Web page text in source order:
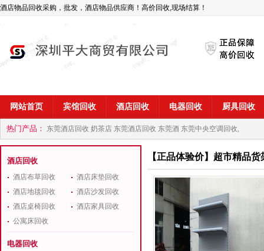
酒店物品回收采购，批发，酒店物品供应商！高价回收,现场结算！
网站首页 宾馆回收 酒店回收 电器回收 厨具回收
热门产品： 东莞酒店回收 奶茶店 东莞酒店回收 东莞酒 东莞中央空调回收,
商 深圳酒店用品回收公司
酒店回收
酒店布草回收
酒店床垫回收
酒店地毯回收
酒店沙发回收
酒店桌椅回收
酒店家具回收
公寓床回收
电器回收
【正品体验价】超市精品货